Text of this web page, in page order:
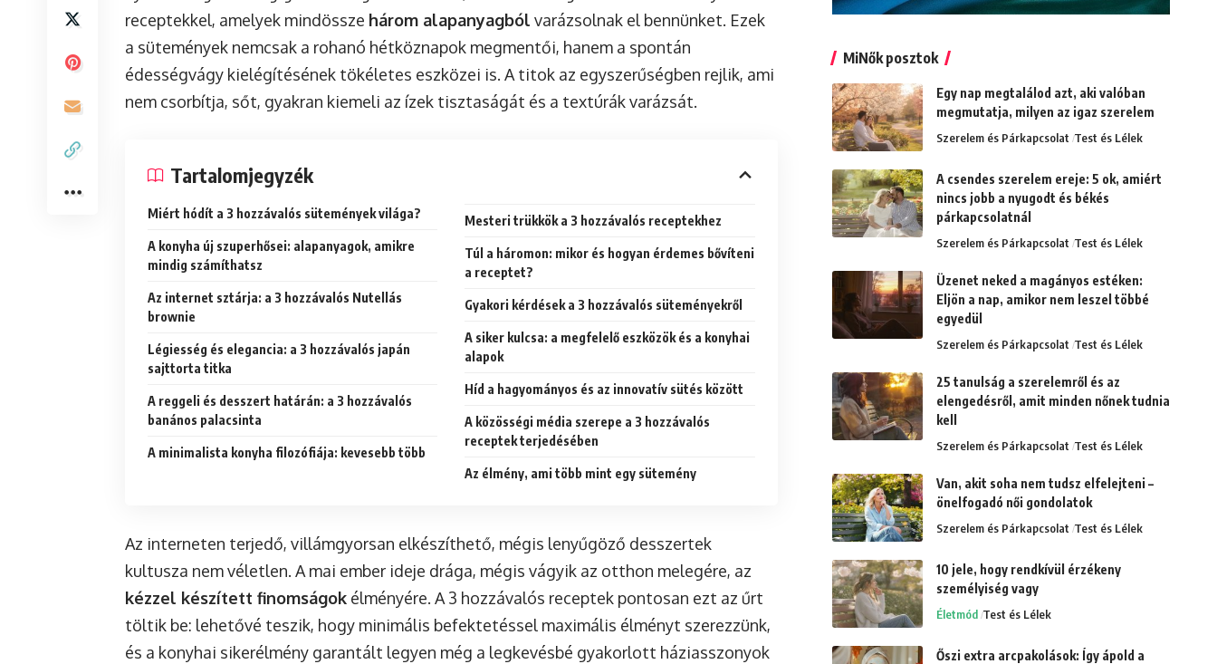
receptekkel, amelyek mindössze három alapanyagból varázsolnak el bennünket. Ezek
a sütemények nemcsak a rohanó hétköznapok megmentői, hanem a spontán
édességvágy kielégítésének tökéletes eszközei is. A titok az egyszerűségben rejlik, ami
nem csorbítja, sőt, gyakran kiemeli az ízek tisztaságát és a textúrák varázsát.
Tartalomjegyzék
Miért hódít a 3 hozzávalós sütemények világa?
A konyha új szuperhősei: alapanyagok, amikre
mindig számíthatsz
Az internet sztárja: a 3 hozzávalós Nutellás
brownie
Légiesség és elegancia: a 3 hozzávalós japán
sajttorta titka
A reggeli és desszert határán: a 3 hozzávalós
banános palacsinta
A minimalista konyha filozófiája: kevesebb több
Mesteri trükkök a 3 hozzávalós receptekhez
Túl a háromon: mikor és hogyan érdemes bővíteni
a receptet?
Gyakori kérdések a 3 hozzávalós süteményekről
A siker kulcsa: a megfelelő eszközök és a konyhai
alapok
Híd a hagyományos és az innovatív sütés között
A közösségi média szerepe a 3 hozzávalós
receptek terjedésében
Az élmény, ami több mint egy sütemény
Az interneten terjedő, villámgyorsan elkészíthető, mégis lenyűgöző desszertek
kultusza nem véletlen. A mai ember ideje drága, mégis vágyik az otthon melegére, az
kézzel készített finomságok élményére. A 3 hozzávalós receptek pontosan ezt az űrt
töltik be: lehetővé teszik, hogy minimális befektetéssel maximális élményt szerezzünk,
és a konyhai sikerélmény garantált legyen még a legkevésbé gyakorlott háziasszonyok
MiNők posztok
Egy nap megtalálod azt, aki valóban
megmutatja, milyen az igaz szerelem
Szerelem és Párkapcsolat Test és Lélek
A csendes szerelem ereje: 5 ok, amiért
nincs jobb a nyugodt és békés
párkapcsolatnál
Szerelem és Párkapcsolat Test és Lélek
Üzenet neked a magányos estéken:
Eljön a nap, amikor nem leszel többé
egyedül
Szerelem és Párkapcsolat Test és Lélek
25 tanulság a szerelemről és az
elengedésről, amit minden nőnek tudnia
kell
Szerelem és Párkapcsolat Test és Lélek
Van, akit soha nem tudsz elfelejteni –
önelfogadó női gondolatok
Szerelem és Párkapcsolat Test és Lélek
10 jele, hogy rendkívül érzékeny
személyiség vagy
Életmód Test és Lélek
Őszi extra arcpakolások: Így ápold a